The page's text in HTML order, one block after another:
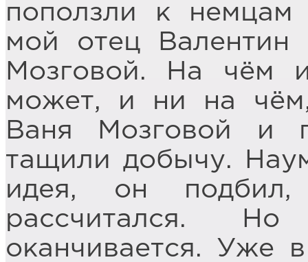
поползли к немцам
мой отец
Мозговой. На чём
может, и ни на
Ваня Мозговой и
тащили добычу.
идея, он
рассчитался.
оканчивается. Уже